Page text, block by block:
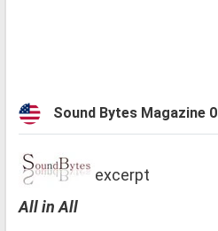
Sound Bytes Magazine
excerpt
All in All